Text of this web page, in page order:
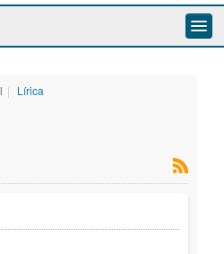
Contacto
Quejas y Sugerencias
| Lírica